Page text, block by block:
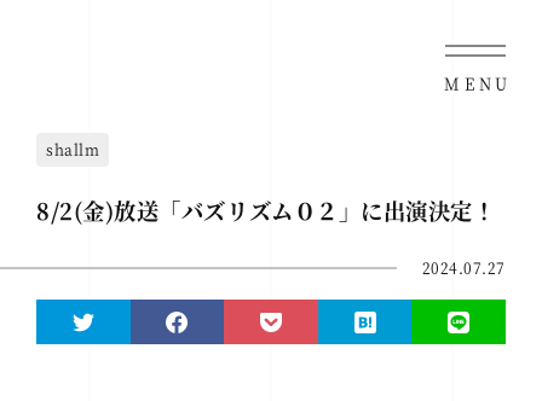
MENU
shallm
8/2(金)放送「バズリズム０２」に出演決定！
2024.07.27